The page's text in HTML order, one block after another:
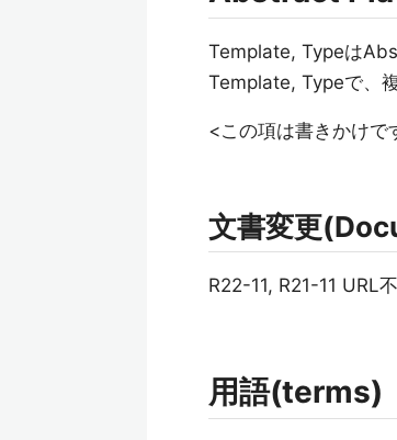
Template, Typeは
Template, Typeで、
<この項は書きかけで
文書変更
R22-11, R21-11 URL
用語(terms)